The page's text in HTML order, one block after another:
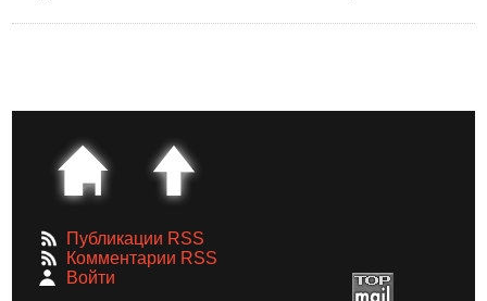
Публикации RSS
Комментарии RSS
Войти